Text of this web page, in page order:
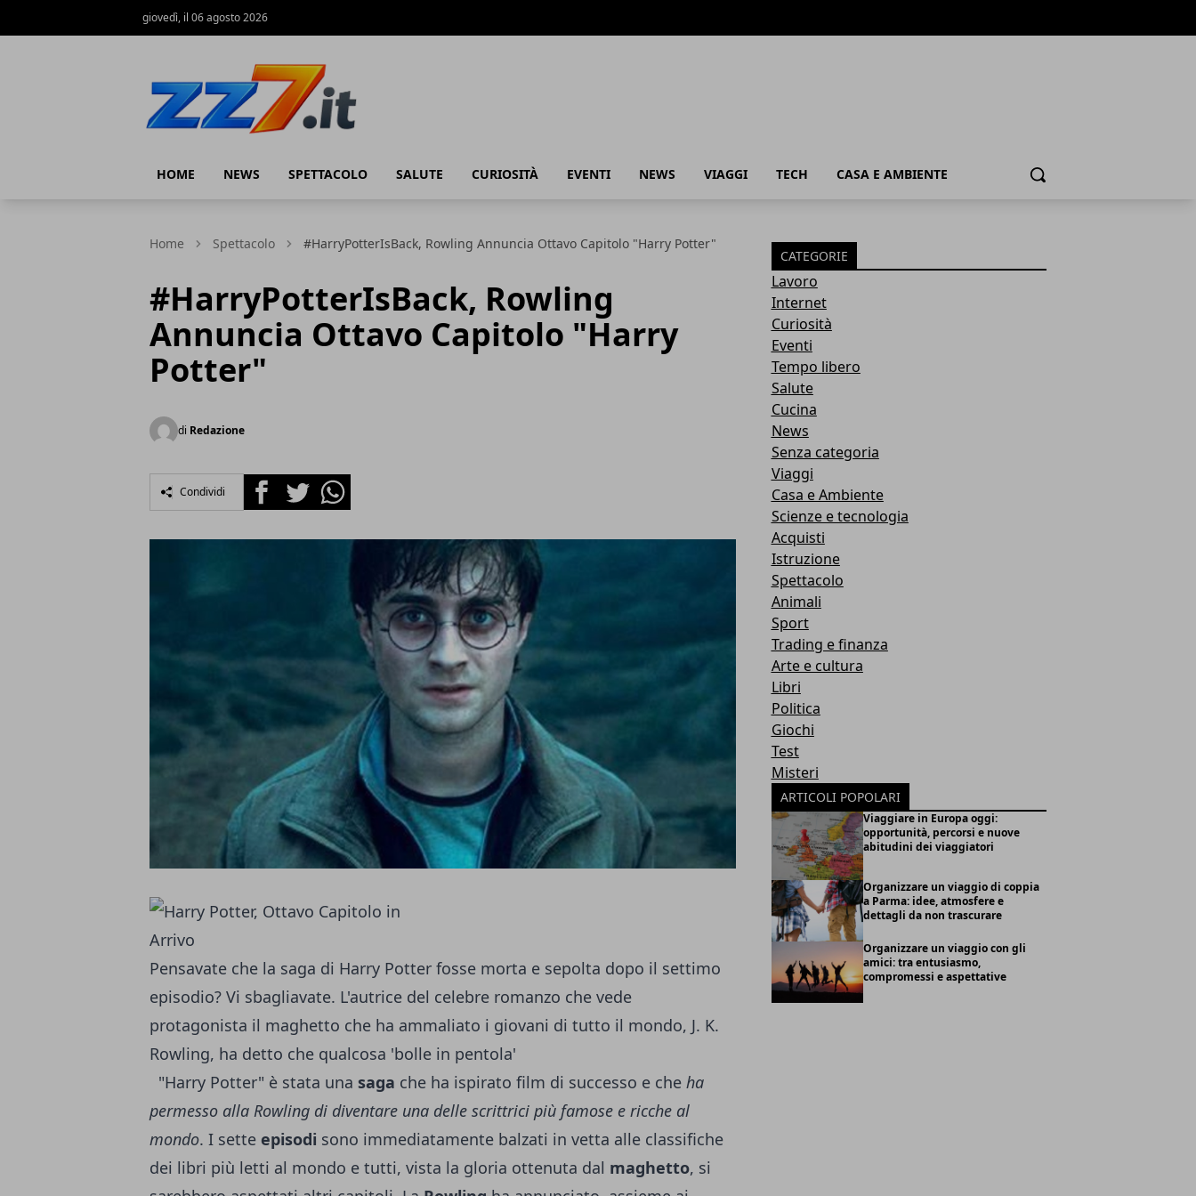
giovedì, il 06 agosto 2026
HOME NEWS SPETTACOLO SALUTE CURIOSITÀ EVENTI NEWS VIAGGI TECH CASA E AMBIENTE Cerca
Home Spettacolo #HarryPotterIsBack, Rowling Annuncia Ottavo Capitolo "Harry Potter"
#HarryPotterIsBack, Rowling
Annuncia Ottavo Capitolo "Harry
Potter"
di Redazione
Condividi FacebookTwitterWhatsapp
Pensavate che la saga di Harry Potter fosse morta e sepolta dopo il settimo
episodio? Vi sbagliavate. L'autrice del celebre romanzo che vede
protagonista il maghetto che ha ammaliato i giovani di tutto il mondo, J. K.
Rowling, ha detto che qualcosa 'bolle in pentola'
"Harry Potter" è stata una saga che ha ispirato film di successo e che ha
permesso alla Rowling di diventare una delle scrittrici più famose e ricche al
mondo. I sette episodi sono immediatamente balzati in vetta alle classifiche
dei libri più letti al mondo e tutti, vista la gloria ottenuta dal maghetto, si
CATEGORIE
Lavoro
Internet
Curiosità
Eventi
Tempo libero
Salute
Cucina
News
Senza categoria
Viaggi
Casa e Ambiente
Scienze e tecnologia
Acquisti
Istruzione
Spettacolo
Animali
Sport
Trading e finanza
Arte e cultura
Libri
Politica
Giochi
Test
Misteri
ARTICOLI POPOLARI
Viaggiare in Europa oggi:
opportunità, percorsi e nuove
abitudini dei viaggiatori
Organizzare un viaggio di coppia
a Parma: idee, atmosfere e
dettagli da non trascurare
Organizzare un viaggio con gli
amici: tra entusiasmo,
compromessi e aspettative